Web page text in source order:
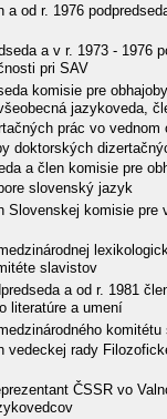
a od r. 1976
a v r. 1973 - 1976
pri SAV
komisie pre
jazykoveda,
prác vo
doktorských
a člen komisie pre
slovenský jazyk
Slovenskej komisie
slavistov
a od r. 1981
literatúre a umení
vedeckej rady
ČSSR vo